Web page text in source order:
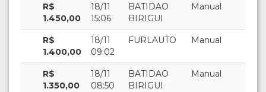
R$
1.450,00
18/11
15:06
BATIDAO
BIRIGUI
Manual
R$
1.400,00
18/11
09:02
FURLAUTO Manual
R$
1.350,00
18/11
08:50
BATIDAO
BIRIGUI
Manual